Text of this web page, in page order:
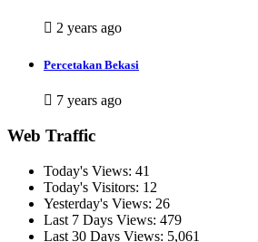
2 years ago
Percetakan Bekasi
7 years ago
Web Traffic
Today's Views: 41
Today's Visitors: 12
Yesterday's Views: 26
Last 7 Days Views: 479
Last 30 Days Views: 5,061